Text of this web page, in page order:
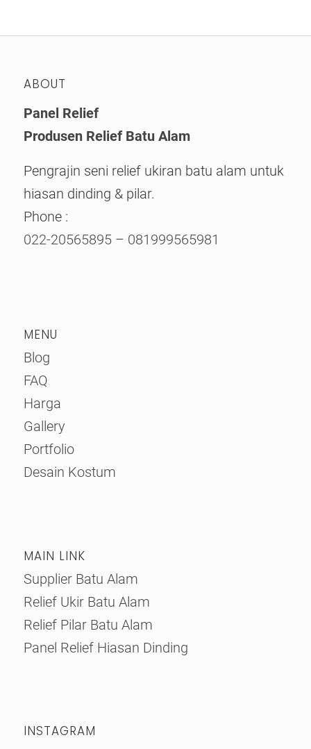
ABOUT
Panel Relief
Produsen Relief Batu Alam
Pengrajin seni relief ukiran batu alam untuk
hiasan dinding & pilar.
Phone :
022-20565895 – 081999565981
MENU
Blog
FAQ
Harga
Gallery
Portfolio
Desain Kostum
MAIN LINK
Supplier Batu Alam
Relief Ukir Batu Alam
Relief Pilar Batu Alam
Panel Relief Hiasan Dinding
INSTAGRAM